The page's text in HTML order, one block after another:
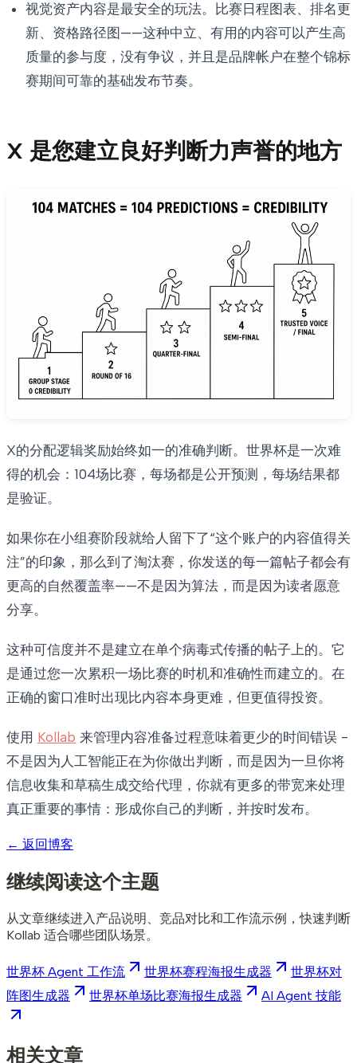
视觉资产内容是最安全的玩法。比赛日程图表、排名更
新、资格路径图——这种中立、有用的内容可以产生高
质量的参与度，没有争议，并且是品牌帐户在整个锦标
赛期间可靠的基础发布节奏。
X 是您建立良好判断力声誉的地方
X的分配逻辑奖励始终如一的准确判断。世界杯是一次难
得的机会：104场比赛，每场都是公开预测，每场结果都
是验证。
如果你在小组赛阶段就给人留下了“这个账户的内容值得关
注”的印象，那么到了淘汰赛，你发送的每一篇帖子都会有
更高的自然覆盖率——不是因为算法，而是因为读者愿意
分享。
这种可信度并不是建立在单个病毒式传播的帖子上的。它
是通过您一次累积一场比赛的时机和准确性而建立的。在
正确的窗口准时出现比内容本身更难，但更值得投资。
使用 Kollab 来管理内容准备过程意味着更少的时间错误 -
不是因为人工智能正在为你做出判断，而是因为一旦你将
信息收集和草稿生成交给代理，你就有更多的带宽来处理
真正重要的事情：形成你自己的判断，并按时发布。
← 返回博客
继续阅读这个主题
从文章继续进入产品说明、竞品对比和工作流示例，快速判断
Kollab 适合哪些团队场景。
世界杯 Agent 工作流 世界杯赛程海报生成器
世界杯对
阵图生成器
世界杯单场比赛海报生成器 AI Agent 技能
相关文章